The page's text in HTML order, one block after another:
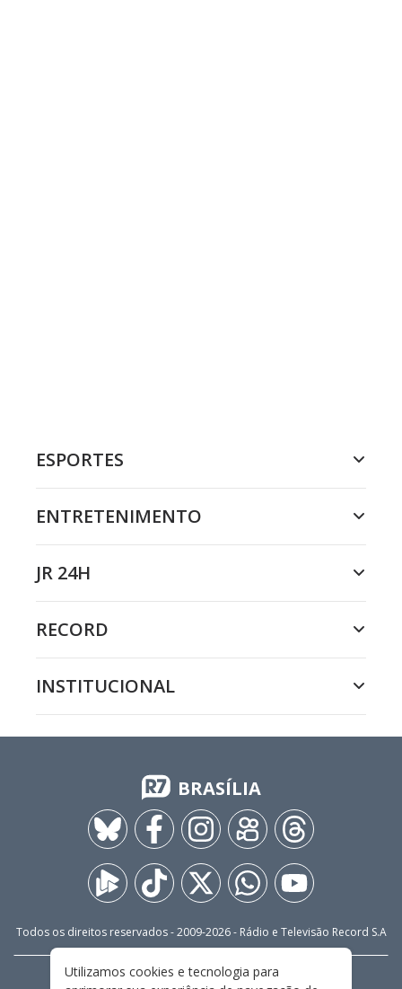
ESPORTES
ENTRETENIMENTO
JR 24H
RECORD
INSTITUCIONAL
BRASÍLIA
Todos os direitos reservados - 2009-2026- Rádio e Televisão Record S.A
FALE CONOSCO PRIVACIDADE
Utilizamos cookies e tecnologia para